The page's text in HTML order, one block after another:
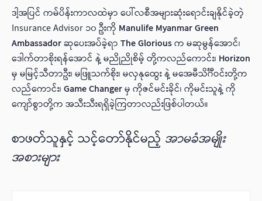
ဒါ့အပြင် ကမ်ပိန်းကာလထဲမှာ ပေါ်လစီအများဆုံးရောင်းချနိုင်ခဲ့တဲ့
Insurance Advisor ၁၀ ဦးကို Manulife Myanmar Green
Ambassadorဆုပေးအပ်ခဲ့ရာ The Gloriousက မဆုမွန်အောင်၊
ဒေါက်တာစိုးရန်အောင် နဲ့ မညိုညိုစိမ့် တို့ကလည်ကောင်း၊ Horizon
မှ မမြင့်သီတာဦး၊ မဖြူသက်စိုး၊ မလှနုထွေး နဲ့ မအေမီသိင်္ဂီဝင်းတို့က
လည်ကောင်း၊ Game Changerမှ ကိုဇင်မင်းခိုင်၊ ကိုမင်းသူနဲ့ ကို
ကျော်စွာတို့က အသီးသီးရရှိခဲ့ကြတာလည်းဖြစ်ပါတယ်။
စာဖတ်သူနှင့် သင့်တော်နိုင်မည့် အာမခံအမျိုး
အစားများ